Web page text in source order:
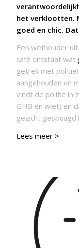
het verklootten.
goed en chic.
Een wethouder
café ontstaat wat
getrek met
aangehouden en
vindt de politie in
GHB en wiet) en
gezicht gespuugd
Lees meer >